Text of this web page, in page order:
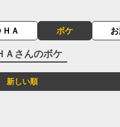
Ａ ボケ
Ａ さんのボケ
新しい順